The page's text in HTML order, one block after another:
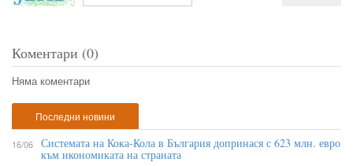
Коментари (0)
Няма коментари
Последни новини
16/06 Системата на Кока-Кола в България допринася с 623 млн. евро
към икономиката на страната